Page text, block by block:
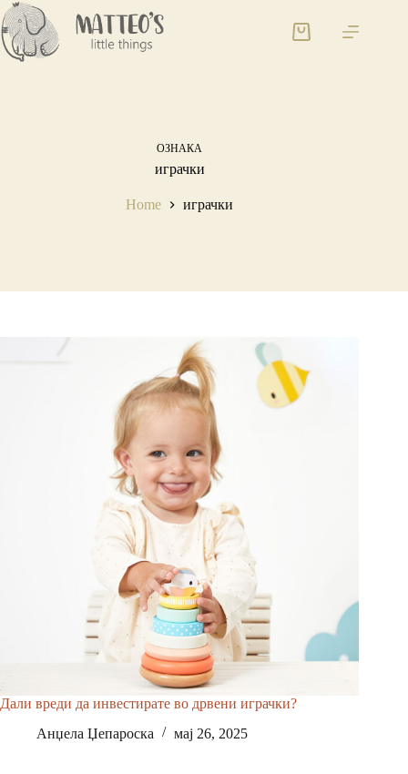
ОЗНАКА
играчки
Home играчки
Дали вреди да инвестирате во дрвени играчки?
Анџела Џепароска
мај 26, 2025